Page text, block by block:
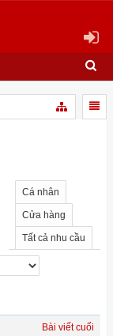
Cá nhân
Cửa hàng
Tất cả nhu cầu
Bài viết cuối